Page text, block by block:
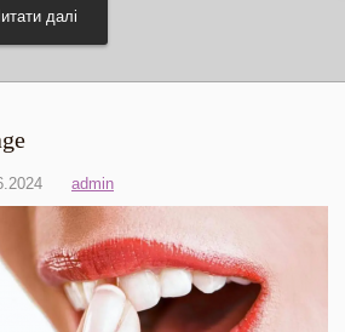
далі
admin